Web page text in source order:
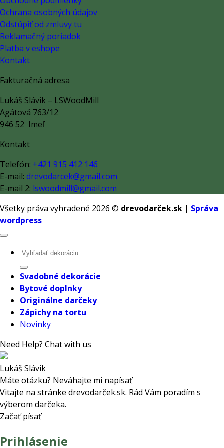
Možnosti
si
môžete
vybrať
na
produktu.
Ochrana osobných údajov
Odstúpiť od zmluvy tu
Reklamačný poriadok
Platba v eshope
Kontakt
Fakturačná adresa
Lukáš Slávik – LSWoodMill
Agátová 763/12
946 52 Imeľ
Kontakt
Telefón: +421 915 412 146
E-mail: drevodarcek@gmail.com
E-mail 2: lswoodmill@gmail.com
Všetky práva vyhradené 2026 © drevodarček.sk | Správa
wordpress
Hľadať:
Svadobné dekorácie
Bytové doplnky
Originálne darčeky
Zápichy na tortu
Novinky
Need Help? Chat with us
Lukáš Slávik
Máte otázku? Neváhajte mi napísať
Vitajte na stránke drevodarček.sk. Rád Vám poradím s
výberom darčeka.
Začať písať
Prihlásenie